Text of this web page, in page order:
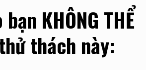
bạn KHÔNG THỂ
thách này: